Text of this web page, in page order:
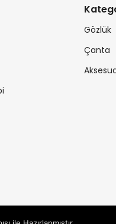
Gözlük
Çanta